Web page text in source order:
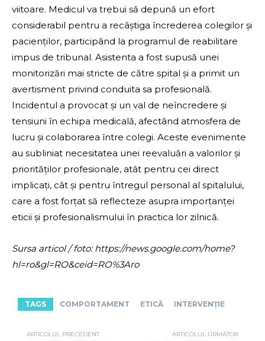
viitoare. Medicul va trebui să depună un efort
considerabil pentru a recâștiga încrederea colegilor și
pacienților, participând la programul de reabilitare
impus de tribunal. Asistenta a fost supusă unei
monitorizări mai stricte de către spital și a primit un
avertisment privind conduita sa profesională.
Incidentul a provocat și un val de neîncredere și
tensiuni în echipa medicală, afectând atmosfera de
lucru și colaborarea între colegi. Aceste evenimente
au subliniat necesitatea unei reevaluări a valorilor și
priorităților profesionale, atât pentru cei direct
implicați, cât și pentru întregul personal al spitalului,
care a fost forțat să reflecteze asupra importanței
eticii și profesionalismului în practica lor zilnică.
Sursa articol / foto: https://news.google.com/home?
hl=ro&gl=RO&ceid=RO%3Aro
TAGS COMPORTAMENT ETICĂ INTERVENȚIE
ARTICOLUL PRECEDENT ARTICOLUL URMĂTOR